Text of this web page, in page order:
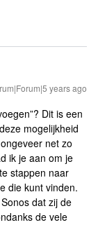
years ago
Dit is een
mogelijkheid
net zo
ik je aan om je
stappen naar
die kunt vinden.
dat zij de
de vele